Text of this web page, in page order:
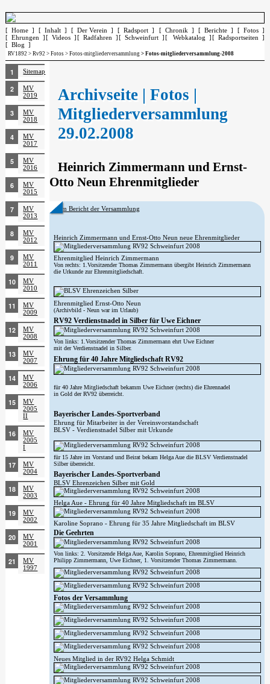
[ Home ] [ Inhalt ] [ Der Verein ] [ Radsport ] [ Chronik ] [ Berichte ]
[ Fotos ]
[ Ehrungen ] [ Videos ] [ Radfahren ] [ Schweinfurt ] [ Webkatalog ] [ Radsportseiten ]
[ Blog ]
RV1892 >Rv92 >Fotos >Fotos-mitgliederversammlung > Fotos-mitgliederversammlung-2008
Sitemap
MV
2019
MV
2018
MV
2017
MV
2016
MV
2015
MV
2013
MV
2012
MV
2011
MV
2010
MV
2009
MV
2008
MV
2007
MV
2006
MV
2005
II
MV
2005
I
MV
2004
MV
2003
MV
2002
MV
2001
MV
1997
Archivseite | Fotos |
Mitgliederversammlung
29.02.2008
Heinrich Zimmermann und Ernst-
Otto Neun Ehrenmitglieder
Zum Bericht der Versammlung
Heinrich Zimmermann und Ernst-Otto Neun neue Ehrenmitglieder
Ehrenmitglied Heinrich Zimmermann
Von rechts: 1.Vorsitzender Thomas Zimmermann übergibt Heinrich Zimmermann
die Urkunde zur Ehrenmitgliedschaft.
Ehrenmitglied Ernst-Otto Neun
(Archivbild - Neun war im Urlaub)
RV92 Verdienstnadel in Silber für Uwe Eichner
Von links: 1.Vorsitzender Thomas Zimmermann ehrt Uwe Eichner
mit der Verdienstnadel in Silber.
Ehrung für 40 Jahre Mitgliedschaft RV92
für 40 Jahre Mitgliedschaft bekamm Uwe Eichner (rechts) die Ehrennadel
in Gold der RV92 überreicht.
Bayerischer Landes-Sportverband
Ehrung für Mitarbeiter in der Vereinsvorstandschaft
BLSV - Verdienstnadel Silber mit Urkunde
für 15 Jahre im Vorstand und Beirat bekam Helga Aue die BLSV Verdienstnadel
Silber überreicht.
Bayerischer Landes-Sportverband
BLSV Ehrenzeichen Silber mit Gold
Helga Aue - Ehrung für 40 Jahre Mitgliedschaft im BLSV
Karoline Soprano - Ehrung für 35 Jahre Mitgliedschaft im BLSV
Die Geehrten
Von links: 2. Vorsitzende Helga Aue, Karolin Soprano, Ehrenmitglied Heinrich
Philipp Zimmermann, Uwe Eichner, 1. Vorsitzender Thomas Zimmermann.
Fotos der Versammlung
Neues Mitglied in der RV92 Helga Schmidt